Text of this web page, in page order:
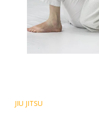
Navegação
JIU JITSU